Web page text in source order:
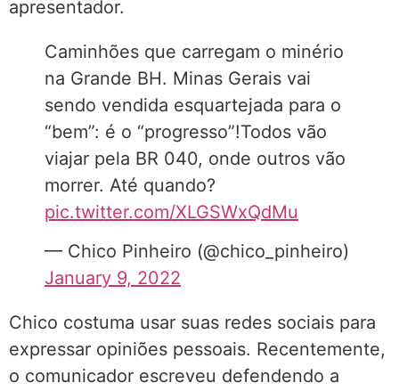
apresentador.
Caminhões que carregam o minério
na Grande BH. Minas Gerais vai
sendo vendida esquartejada para o
“bem”: é o “progresso”!Todos vão
viajar pela BR 040, onde outros vão
morrer. Até quando?
pic.twitter.com/XLGSWxQdMu
— Chico Pinheiro (@chico_pinheiro)
January 9, 2022
Chico costuma usar suas redes sociais para
expressar opiniões pessoais. Recentemente,
o comunicador escreveu defendendo a